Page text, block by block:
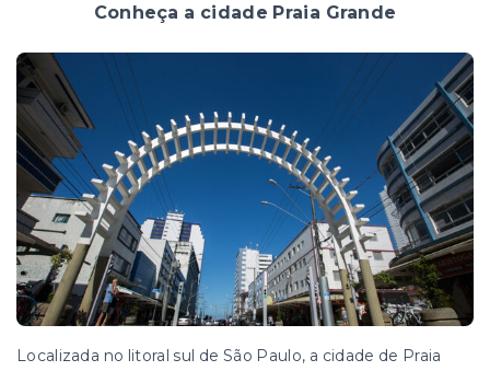
Conheça a cidade Praia Grande
Localizada no litoral sul de São Paulo, a cidade de Praia